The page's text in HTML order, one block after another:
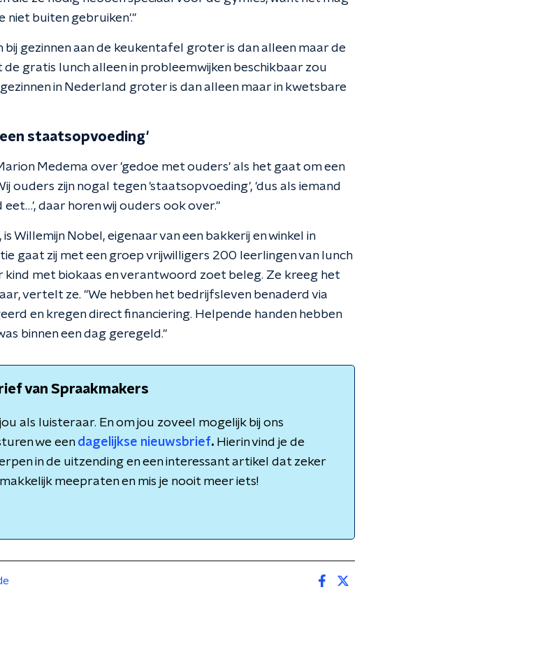
niet buiten gebruiken'."
gezinnen aan de keukentafel groter is dan alleen maar de
gratis lunch alleen in probleemwijken beschikbaar zou
in Nederland groter is dan alleen maar in kwetsbare
staatsopvoeding'
Medema over 'gedoe met ouders' als het gaat om een
ouders zijn nogal tegen 'staatsopvoeding', 'dus als iemand
daar horen wij ouders ook over."
Willemijn Nobel, eigenaar van een bakkerij en winkel in
gaat zij met een groep vrijwilligers 200 leerlingen van lunch
met biokaas en verantwoord zoet beleg. Ze kreeg het
vertelt ze. "We hebben het bedrijfsleven benaderd via
en kregen direct financiering. Helpende handen hebben
binnen een dag geregeld."
van Spraakmakers
als luisteraar. En om jou zoveel mogelijk bij ons
we een dagelijkse nieuwsbrief. Hierin vind je de
in de uitzending en een interessant artikel dat zeker
meepraten en mis je nooit meer iets!